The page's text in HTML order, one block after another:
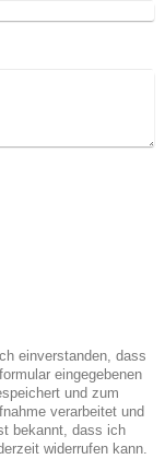
einverstanden, dass
eingegebenen
und zum
verarbeitet und
bekannt, dass ich
widerrufen kann.